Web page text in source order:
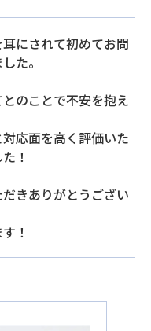
にされて初めてお問
た。
のことで不安を抱え
応面を高く評価いた
！
きありがとうござい
！